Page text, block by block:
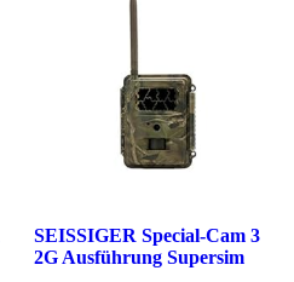
SEISSIGER Special-Cam 3
2G Ausführung Supersim